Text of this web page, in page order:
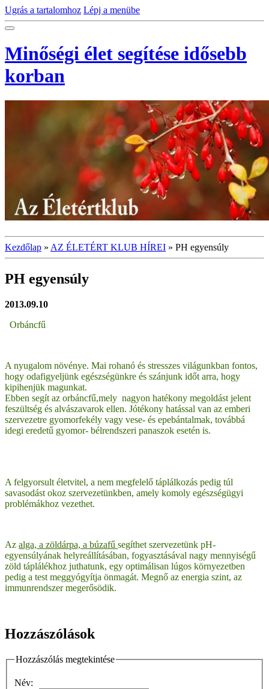
Ugrás a tartalomhoz Lépj a menübe
Minőségi élet segítése idősebb
korban
Kezdőlap » AZ ÉLETÉRT KLUB HÍREI » PH egyensúly
PH egyensúly
2013.09.10
Orbáncfű
A nyugalom növénye. Mai rohanó és stresszes világunkban fontos,
hogy odafigyeljünk egészségünkre és szánjunk időt arra, hogy
kipihenjük magunkat.
Ebben segít az orbáncfű,mely nagyon hatékony megoldást jelent
feszültség és alvászavarok ellen. Jótékony hatással van az emberi
szervezetre gyomorfekély vagy vese- és epebántalmak, továbbá
idegi eredetű gyomor- bélrendszeri panaszok esetén is.
A felgyorsult életvitel, a nem megfelelő táplálkozás pedig túl
savasodást okoz szervezetünkben, amely komoly egészségügyi
problémákhoz vezethet.
Az alga, a zöldárpa, a búzafű segíthet szervezetünk pH-
egyensúlyának helyreállításában, fogyasztásával nagy mennyiségű
zöld táplálékhoz juthatunk, egy optimálisan lúgos környezetben
pedig a test meggyógyítja önmagát. Megnő az energia szint, az
immunrendszer megerősödik.
Hozzászólások
Hozzászólás megtekintése
Név: